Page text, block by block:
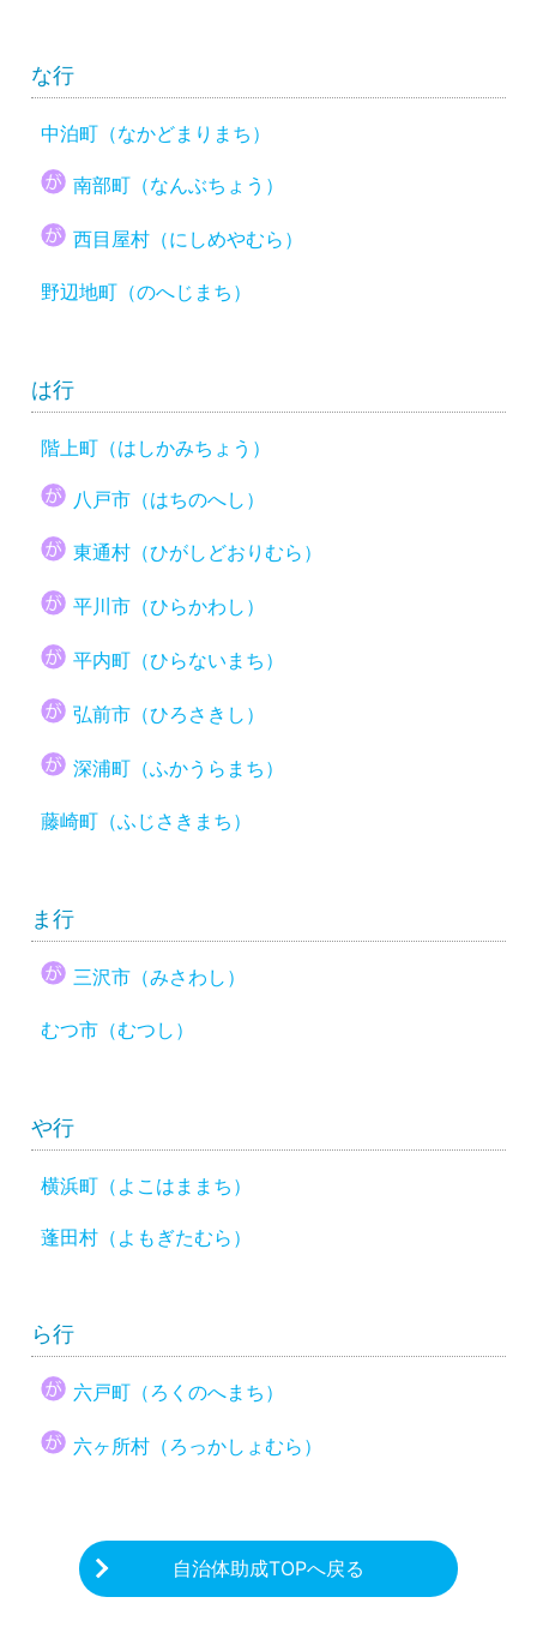
な行
中泊町（なかどまりまち）
南部町（なんぶちょう）
西目屋村（にしめやむら）
野辺地町（のへじまち）
は行
階上町（はしかみちょう）
八戸市（はちのへし）
東通村（ひがしどおりむら）
平川市（ひらかわし）
平内町（ひらないまち）
弘前市（ひろさきし）
深浦町（ふかうらまち）
藤崎町（ふじさきまち）
ま行
三沢市（みさわし）
むつ市（むつし）
や行
横浜町（よこはままち）
蓬田村（よもぎたむら）
ら行
六戸町（ろくのへまち）
六ヶ所村（ろっかしょむら）
自治体助成TOPへ戻る